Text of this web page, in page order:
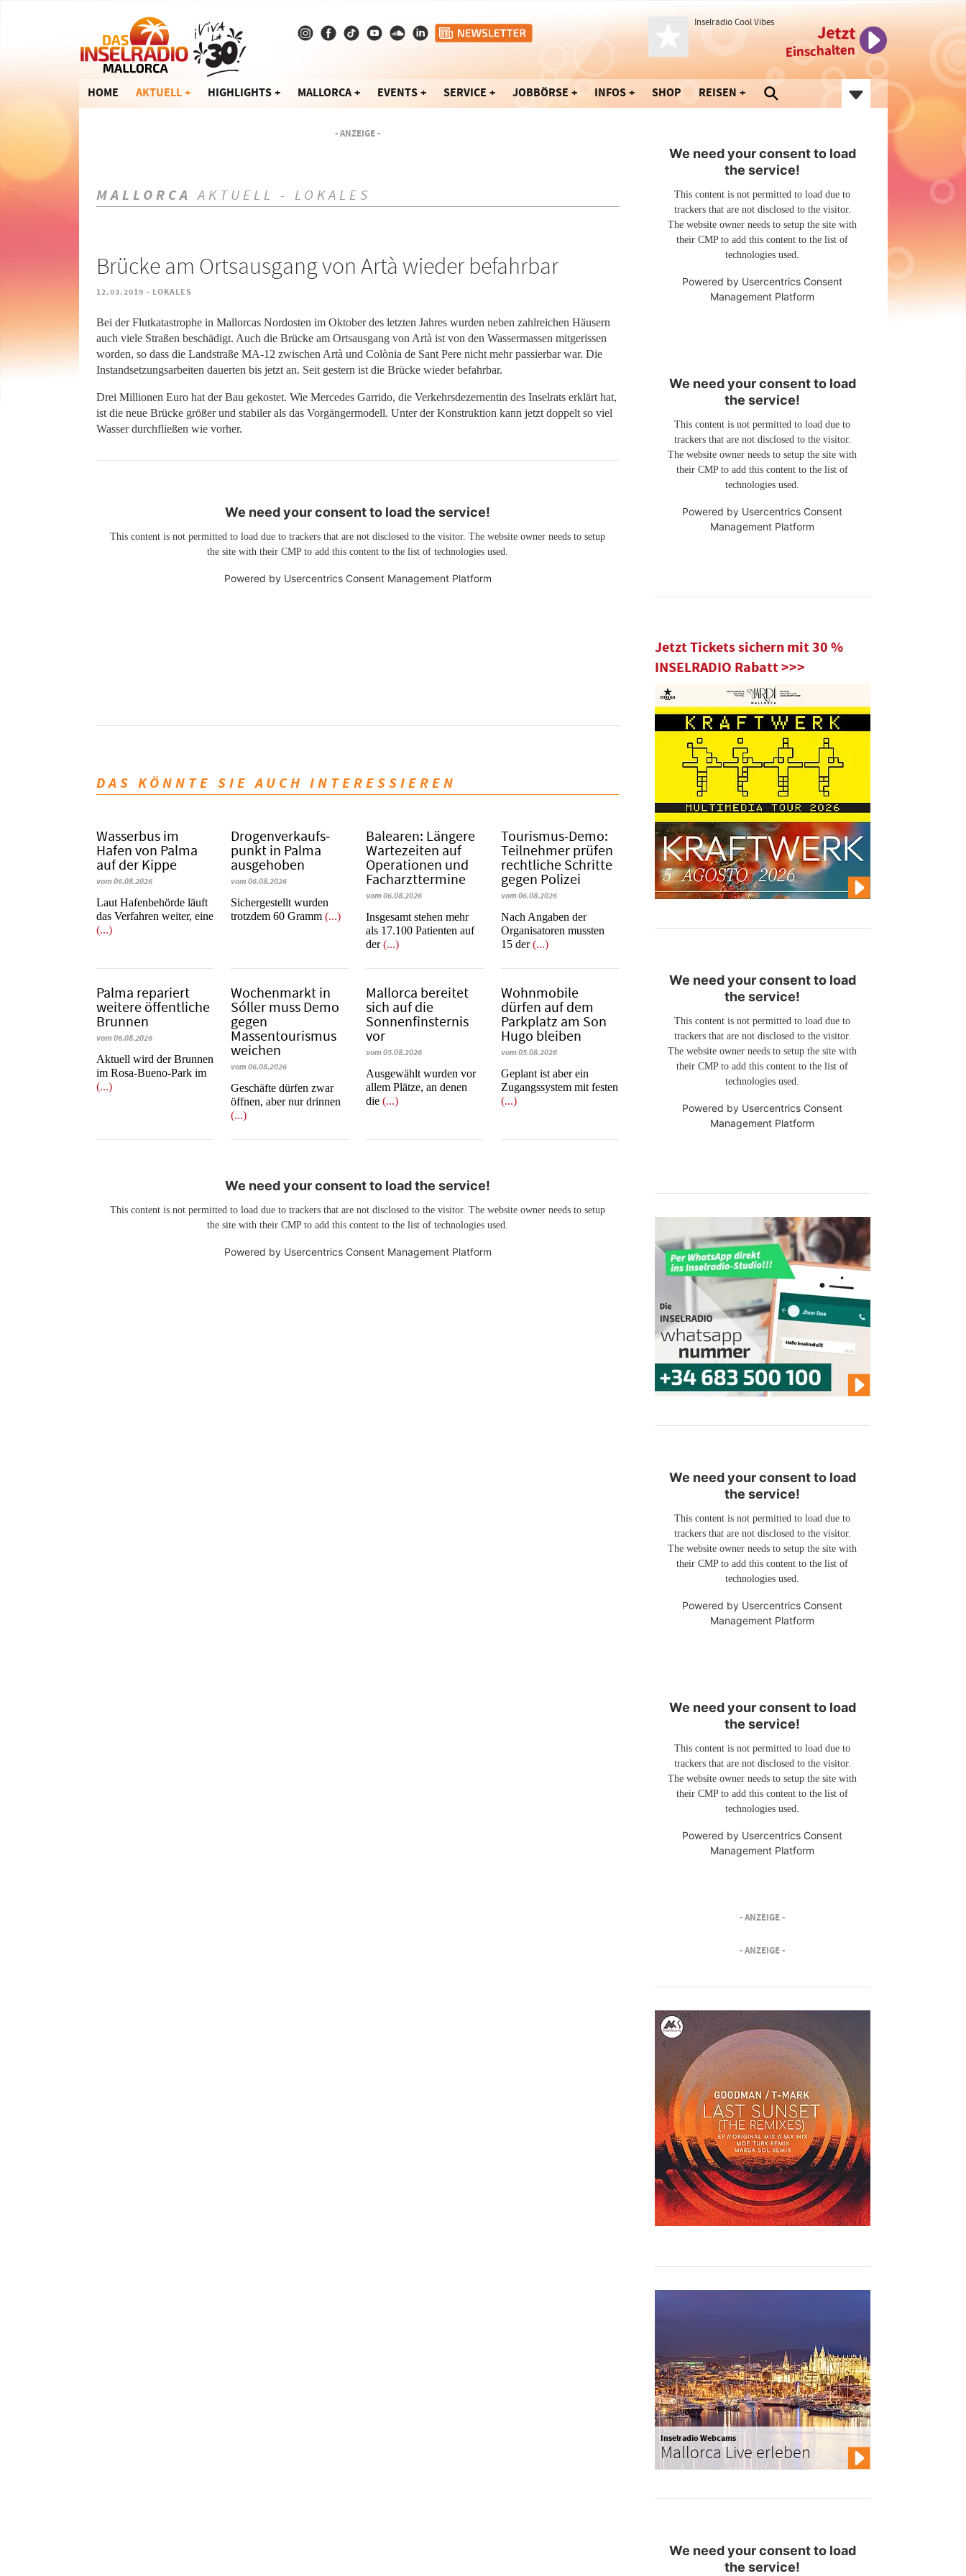
Inselradio Cool Vibes Jetzt
Einschalten
HOME AKTUELL HIGHLIGHTS MALLORCA EVENTS SERVICE JOBBÖRSE INFOS SHOP REISEN
- ANZEIGE -
MALLORCA AKTUELL - LOKALES
Brücke am Ortsausgang von Artà wieder befahrbar
12.03.2019 - LOKALES
Bei der Flutkatastrophe in Mallorcas Nordosten im Oktober des letzten Jahres wurden neben zahlreichen Häusern
auch viele Straßen beschädigt. Auch die Brücke am Ortsausgang von Artà ist von den Wassermassen mitgerissen
worden, so dass die Landstraße MA-12 zwischen Artà und Colònia de Sant Pere nicht mehr passierbar war. Die
Instandsetzungsarbeiten dauerten bis jetzt an. Seit gestern ist die Brücke wieder befahrbar.
Drei Millionen Euro hat der Bau gekostet. Wie Mercedes Garrido, die Verkehrsdezernentin des Inselrats erklärt hat,
ist die neue Brücke größer und stabiler als das Vorgängermodell. Unter der Konstruktion kann jetzt doppelt so viel
Wasser durchfließen wie vorher.
We need your consent to load the service!
This content is not permitted to load due to trackers that are not disclosed to the visitor. The website owner needs to setup
the site with their CMP to add this content to the list of technologies used.
Powered by Usercentrics Consent Management Platform
DAS KÖNNTE SIE AUCH INTERESSIEREN
Wasserbus im
Hafen von Palma
auf der Kippe
vom 06.08.2026
Laut Hafenbehörde läuft
das Verfahren weiter, eine
(...)
Dro­gen­ver­kaufs­
punkt in Palma
ausgehoben
vom 06.08.2026
​​​​​​​Sichergestellt wurden
trotzdem 60 Gramm(...)
Balearen: Längere
Wartezeiten auf
Operationen und
Facharzttermine
vom 06.08.2026
Insgesamt stehen mehr
als 17.100 Patienten auf
der(...)
Tourismus-Demo:
Teilnehmer prüfen
rechtliche Schritte
gegen Polizei
vom 06.08.2026
Nach Angaben der
Organisatoren mussten
15 der(...)
Palma repariert
weitere öffentliche
Brunnen
vom 06.08.2026
Aktuell wird der Brunnen
im Rosa-Bueno-Park im
(...)
Wochenmarkt in
Sóller muss Demo
gegen
Massentourismus
weichen
vom 06.08.2026
Geschäfte dürfen zwar
öffnen, aber nur drinnen
(...)
Mallorca bereitet
sich auf die
Sonnenfinsternis
vor
vom 05.08.2026
Ausgewählt wurden vor
allem Plätze, an denen
die(...)
Wohnmobile
dürfen auf dem
Parkplatz am Son
Hugo bleiben
vom 05.08.2026
Geplant ist aber ein
Zugangssystem mit festen
(...)
We need your consent to load the service!
This content is not permitted to load due to trackers that are not disclosed to the visitor. The website owner needs to setup
the site with their CMP to add this content to the list of technologies used.
Powered by Usercentrics Consent Management Platform
We need your consent to load
the service!
This content is not permitted to load due to
trackers that are not disclosed to the visitor.
The website owner needs to setup the site with
their CMP to add this content to the list of
technologies used.
Powered by Usercentrics Consent
Management Platform
We need your consent to load
the service!
This content is not permitted to load due to
trackers that are not disclosed to the visitor.
The website owner needs to setup the site with
their CMP to add this content to the list of
technologies used.
Powered by Usercentrics Consent
Management Platform
Jetzt Tickets sichern mit 30 %
INSELRADIO Rabatt >>>
We need your consent to load
the service!
This content is not permitted to load due to
trackers that are not disclosed to the visitor.
The website owner needs to setup the site with
their CMP to add this content to the list of
technologies used.
Powered by Usercentrics Consent
Management Platform
We need your consent to load
the service!
This content is not permitted to load due to
trackers that are not disclosed to the visitor.
The website owner needs to setup the site with
their CMP to add this content to the list of
technologies used.
Powered by Usercentrics Consent
Management Platform
We need your consent to load
the service!
This content is not permitted to load due to
trackers that are not disclosed to the visitor.
The website owner needs to setup the site with
their CMP to add this content to the list of
technologies used.
Powered by Usercentrics Consent
Management Platform
- ANZEIGE -
- ANZEIGE -
Inselradio Webcams
Mallorca Live erleben
We need your consent to load
the service!